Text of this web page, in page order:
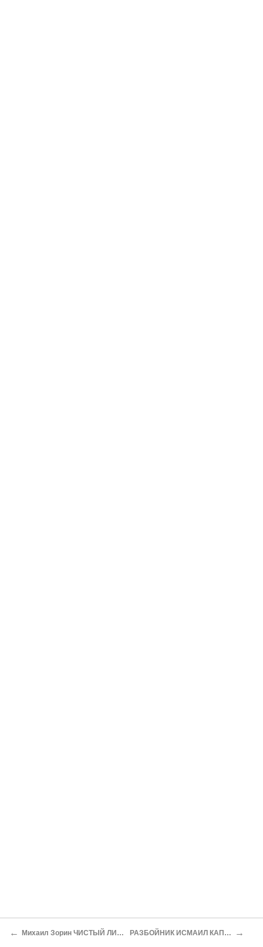
← Михаил Зорин ЧИСТЫЙ ЛИСТ БУМАГИ РАЗБОЙНИК ИСМАИЛ КАПИТУЛИРУЕТ →